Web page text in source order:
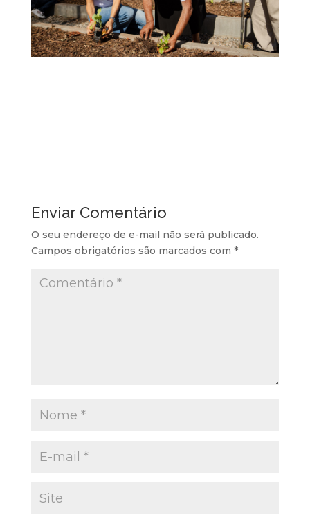
Enviar Comentário
O seu endereço de e-mail não será publicado.
Campos obrigatórios são marcados com *